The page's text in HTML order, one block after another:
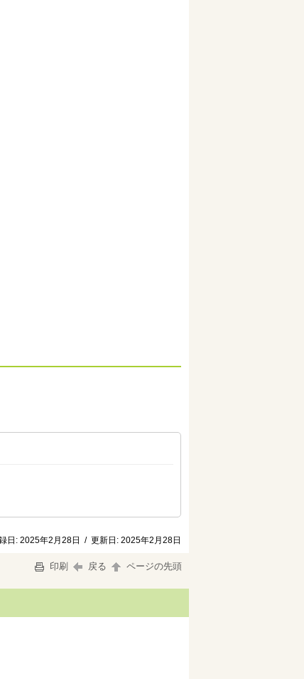
日: 2025年2月28日 / 更新日: 2025年2月28日
印刷 戻る ページの先頭